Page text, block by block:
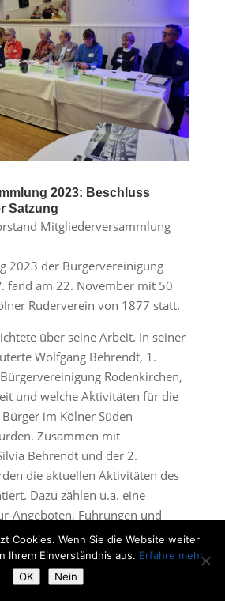
2023: Beschluss
Satzung
2023 der Bürgervereinigung
fand am 22. November mit 50
Ruderverein von 1877 statt.
über seine Arbeit. In seiner
Wolfgang Behrendt, 1.
Rodenkirchen,
und welche Aktivitäten für die
im Kölner Süden
Zusammen mit
Behrendt und der 2.
die aktuellen Aktivitäten des
Dazu zählen u.a. eine
Angeboten, Führungen und
laufenden Jahr. Auch zahlreiche
unterschiedlichen Anliegen im
beschäftigten den Vorstand. Hier
Cookies. Wenn Sie die Website weiter
Ihrem Einverständnis aus. Erfahre mehr
OK
Nein